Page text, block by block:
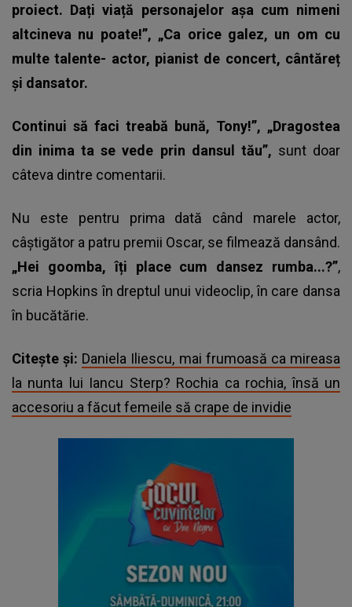
proiect. Dați viață personajelor așa cum nimeni
altcineva nu poate!”, „Ca orice galez, un om cu
multe talente- actor, pianist de concert, cântăreț
și dansator.
Continui să faci treabă bună, Tony!”, „Dragostea
din inima ta se vede prin dansul tău”, sunt doar
câteva dintre comentarii.
Nu este pentru prima dată când marele actor,
câștigător a patru premii Oscar, se filmează dansând.
„Hei goomba, îți place cum dansez rumba...?”,
scria Hopkins în dreptul unui videoclip, în care dansa
în bucătărie.
Citește și: Daniela Iliescu, mai frumoasă ca mireasa
la nunta lui Iancu Sterp? Rochia ca rochia, însă un
accesoriu a făcut femeile să crape de invidie